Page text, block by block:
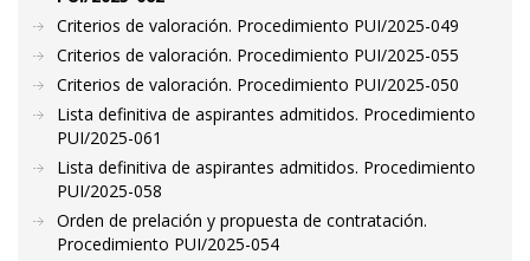
Criterios de valoración. Procedimiento PUI/2025-049
Criterios de valoración. Procedimiento PUI/2025-055
Criterios de valoración. Procedimiento PUI/2025-050
Lista definitiva de aspirantes admitidos. Procedimiento
PUI/2025-061
Lista definitiva de aspirantes admitidos. Procedimiento
PUI/2025-058
Orden de prelación y propuesta de contratación.
Procedimiento PUI/2025-054